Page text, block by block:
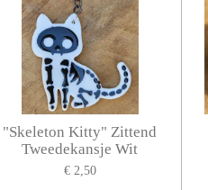
"Skeleton Kitty" Zittend
Tweedekansje Wit
€ 2,50